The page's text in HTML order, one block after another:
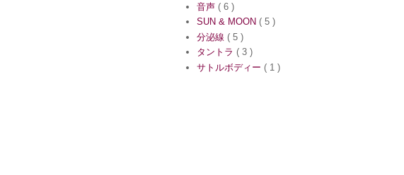
音声( 6 )
SUN & MOON( 5 )
分泌線( 5 )
タントラ( 3 )
サトルボディー( 1 )